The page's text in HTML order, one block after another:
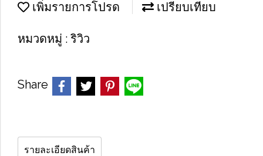
เพิ่มรายการโปรด เปรียบเทียบ
หมวดหมู่ : ริวิว
Share
รายละเอียดสินค้า